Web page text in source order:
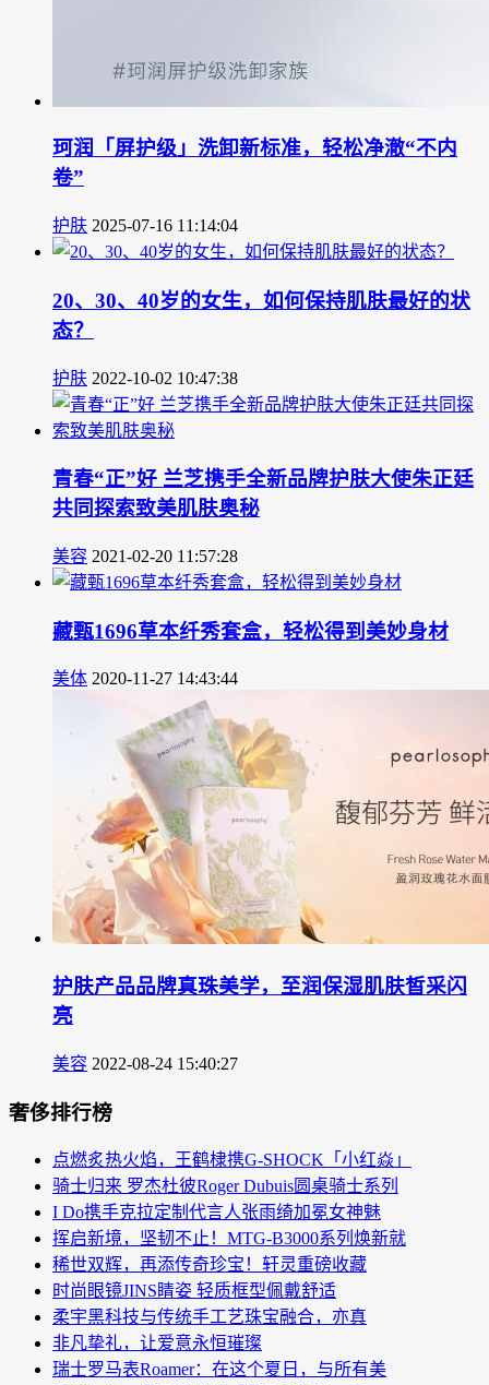
珂润「屏护级」洗卸新标准，轻松净澈“不内
卷”
护肤 2025-07-16 11:14:04
20、30、40岁的女生，如何保持肌肤最好的状
态？
护肤 2022-10-02 10:47:38
青春“正”好 兰芝携手全新品牌护肤大使朱正廷
共同探索致美肌肤奥秘
美容 2021-02-20 11:57:28
藏甄1696草本纤秀套盒，轻松得到美妙身材
美体 2020-11-27 14:43:44
护肤产品品牌真珠美学，至润保湿肌肤皙采闪
亮
美容 2022-08-24 15:40:27
奢侈排行榜
点燃炙热火焰，王鹤棣携G-SHOCK「小红焱」
骑士归来 罗杰杜彼Roger Dubuis圆桌骑士系列
I Do携手克拉定制代言人张雨绮加冕女神魅
挥启新境，坚韧不止！MTG-B3000系列焕新就
稀世双辉，再添传奇珍宝！轩灵重磅收藏
时尚眼镜JINS睛姿 轻质框型佩戴舒适
柔宇黑科技与传统手工艺珠宝融合，亦真
非凡挚礼，让爱意永恒璀璨
瑞士罗马表Roamer：在这个夏日，与所有美